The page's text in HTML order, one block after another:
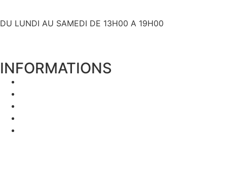
DU LUNDI AU SAMEDI DE 13H00 A 19H00
INFORMATIONS